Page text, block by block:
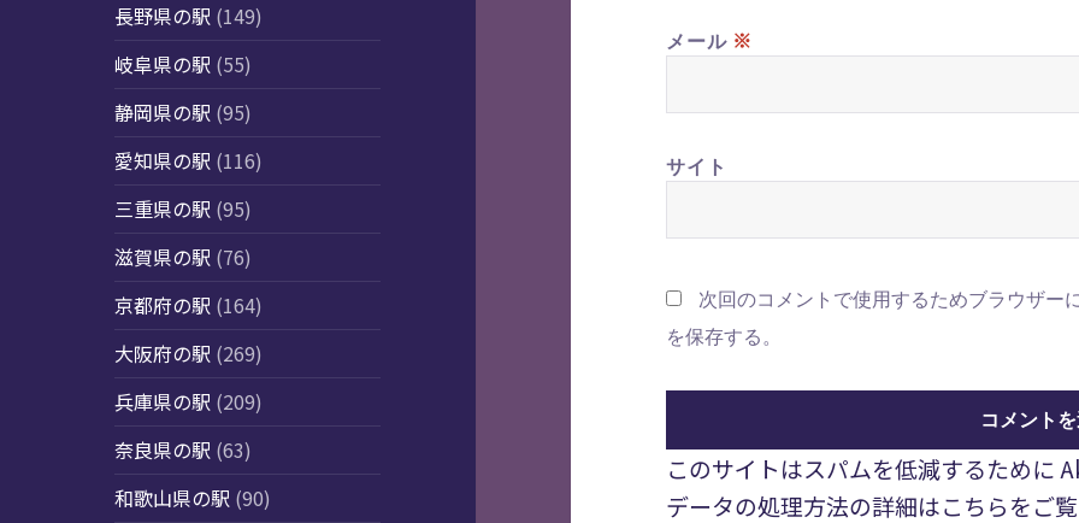
長野県の駅 (149)
岐阜県の駅 (55)
静岡県の駅 (95)
愛知県の駅 (116)
三重県の駅 (95)
滋賀県の駅 (76)
京都府の駅 (164)
大阪府の駅 (269)
兵庫県の駅 (209)
奈良県の駅 (63)
和歌山県の駅 (90)
メール ※
サイト
次回のコメントで使用するためブラウザー
を保存する。
このサイトはスパムを低減するために
データの処理方法の詳細はこちらをご